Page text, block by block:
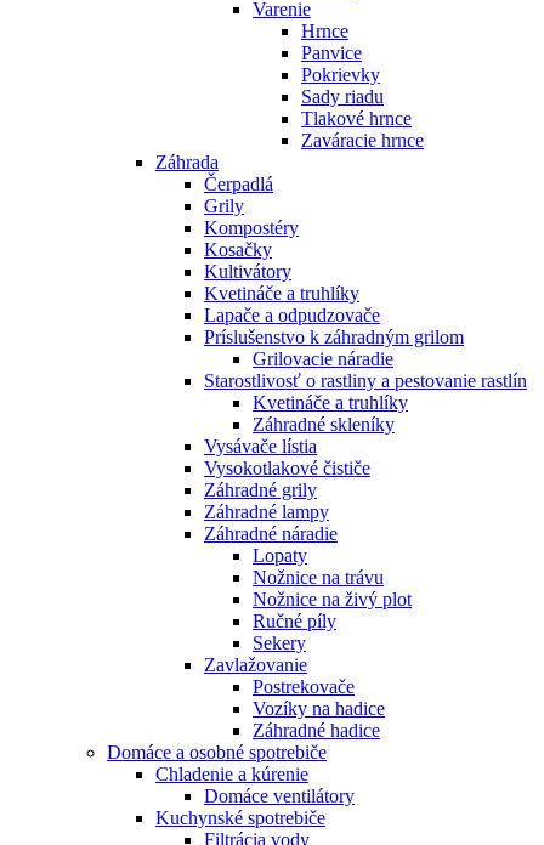
Varenie
Hrnce
Panvice
Pokrievky
Sady riadu
Tlakové hrnce
Zaváracie hrnce
Záhrada
Čerpadlá
Grily
Kompostéry
Kosačky
Kultivátory
Kvetináče a truhlíky
Lapače a odpudzovače
Príslušenstvo k záhradným grilom
Grilovacie náradie
Starostlivosť o rastliny a pestovanie rastlín
Kvetináče a truhlíky
Záhradné skleníky
Vysávače lístia
Vysokotlakové čističe
Záhradné grily
Záhradné lampy
Záhradné náradie
Lopaty
Nožnice na trávu
Nožnice na živý plot
Ručné píly
Sekery
Zavlažovanie
Postrekovače
Vozíky na hadice
Záhradné hadice
Domáce a osobné spotrebiče
Chladenie a kúrenie
Domáce ventilátory
Kuchynské spotrebiče
Filtrácia vody